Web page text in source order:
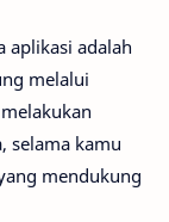
aplikasi adalah
melalui
selama kamu
mendukung